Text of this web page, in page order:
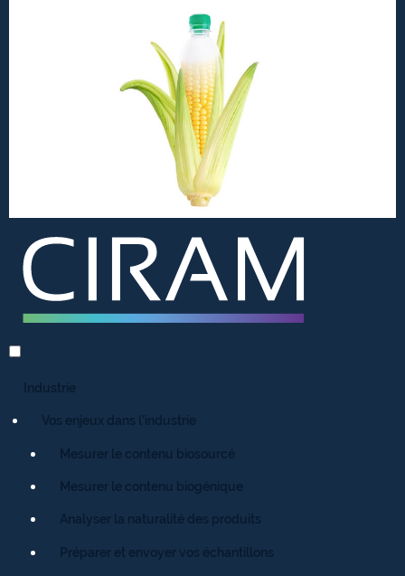
Industrie
Vos enjeux dans l’industrie
Mesurer le contenu biosourcé
Mesurer le contenu biogénique
Analyser la naturalité des produits
Préparer et envoyer vos échantillons